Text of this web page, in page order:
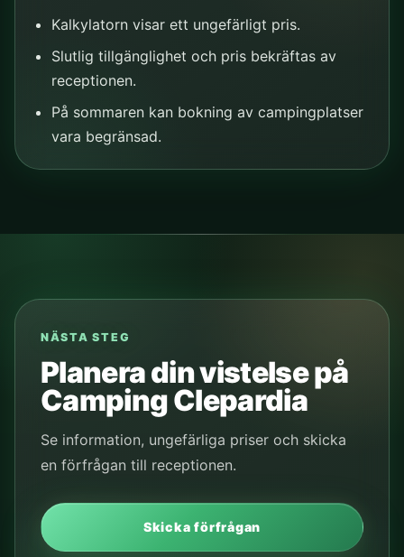
Kalkylatorn visar ett ungefärligt pris.
Slutlig tillgänglighet och pris bekräftas av
receptionen.
På sommaren kan bokning av campingplatser
vara begränsad.
NÄSTA STEG
Planera din vistelse på
Camping Clepardia
Se information, ungefärliga priser och skicka
en förfrågan till receptionen.
Skicka förfrågan